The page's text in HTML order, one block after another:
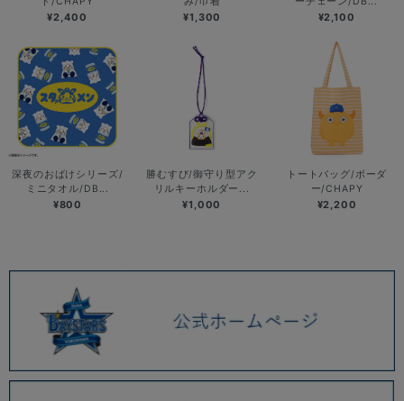
¥2,400 ¥1,300 ¥2,100
深夜のおばけシリーズ/
ミニタオル/DB...
¥800
勝むすび/御守り型アク
リルキーホルダー...
¥1,000
トートバッグ/ボーダ
ー/CHAPY
¥2,200